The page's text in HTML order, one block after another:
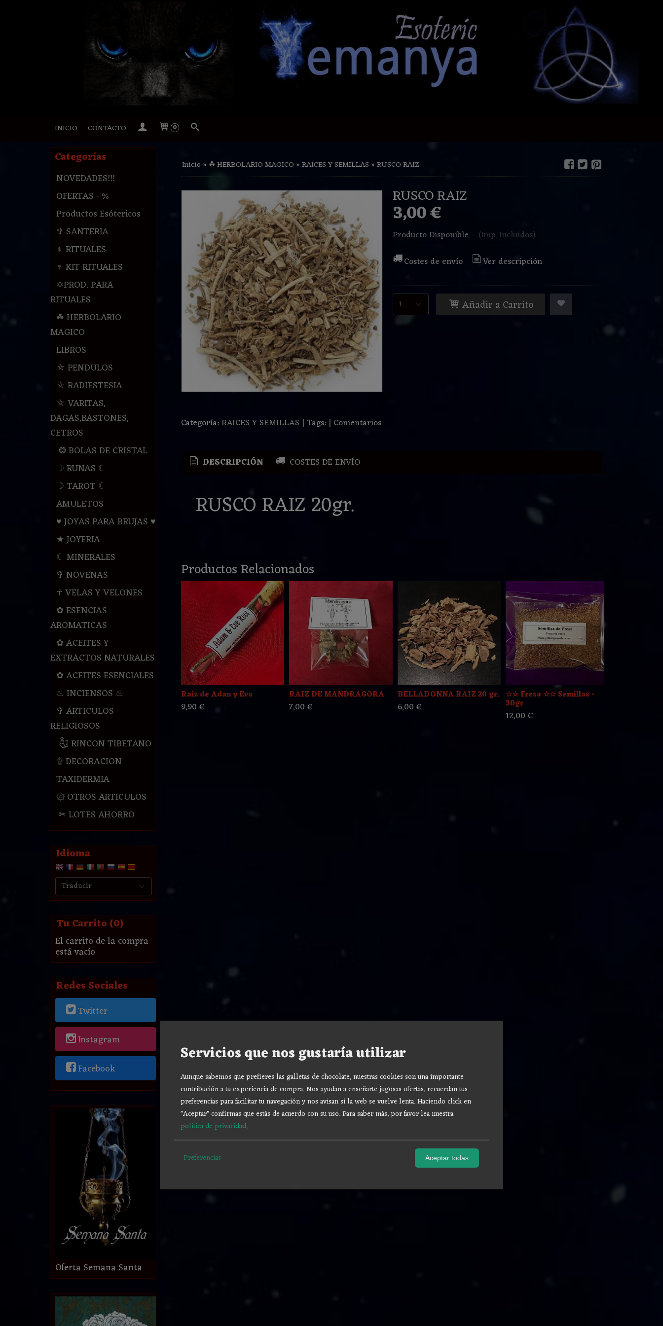
INICIO CONTACTO 0
Categorías
NOVEDADES!!!
OFERTAS - %
Productos Esótericos
✞ SANTERIA
♆ RITUALES
♆ KIT RITUALES
✡PROD. PARA
RITUALES
☘ HERBOLARIO
MAGICO
LIBROS
⛤ PENDULOS
⛤ RADIESTESIA
⛤ VARITAS,
DAGAS,BASTONES,
CETROS
❂ BOLAS DE CRISTAL
☽ RUNAS ☾
☽ TAROT ☾
AMULETOS
♥ JOYAS PARA BRUJAS ♥
★ JOYERIA
☾ MINERALES
✞ NOVENAS
☥ VELAS Y VELONES
✿ ESENCIAS
AROMATICAS
✿ ACEITES Y
EXTRACTOS NATURALES
✿ ACEITES ESENCIALES
♨ INCIENSOS ♨
✞ ARTICULOS
RELIGIOSOS
༃ RINCON TIBETANO
۩ DECORACION
TAXIDERMIA
۞ OTROS ARTICULOS
✂ LOTES AHORRO
Idioma
Tu Carrito (0)
El carrito de la compra
está vacío
Redes Sociales
Twitter
Instagram
Facebook
Oferta Semana Santa
Inicio » ☘ HERBOLARIO MAGICO »RAICES Y SEMILLAS »RUSCO RAIZ
RUSCO RAIZ
3,00 €
Producto Disponible - (Imp. Incluidos)
Costes de envío
Ver descripción
Añadir a Carrito
Categoría:RAICES Y SEMILLAS | Tags: | Comentarios
DESCRIPCIÓN COSTES DE ENVÍO
RUSCO RAIZ 20gr.
Productos Relacionados
Raíz de Adan y Eva
9,90 €
RAIZ DE MANDRAGORA
7,00 €
BELLADONNA RAIZ 20 gr.
6,00 €
☆☆ Fresa ☆☆ Semillas -
30gr
12,00 €
Servicios que nos gustaría utilizar
Aunque sabemos que prefieres las galletas de chocolate, nuestras cookies son una importante
contribución a tu experiencia de compra. Nos ayudan a enseñarte jugosas ofertas, recuerdan tus
preferencias para facilitar tu navegación y nos avisan si la web se vuelve lenta. Haciendo click en
"Aceptar" confirmas que estás de acuerdo con su uso.Para saber más, por favor lea nuestra
política de privacidad.
Preferencias Aceptar todas